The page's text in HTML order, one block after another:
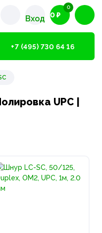
Вход 0 ₽
0
+7 (495) 730 64 16
UPC |